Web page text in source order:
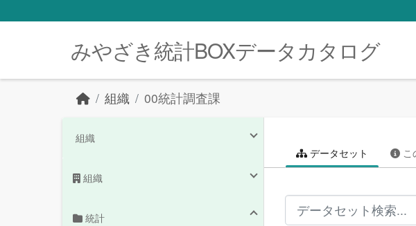
みやざき統計BOXデータカタログ
組織 00統計調査課
組織
組織
統計
データセット こ